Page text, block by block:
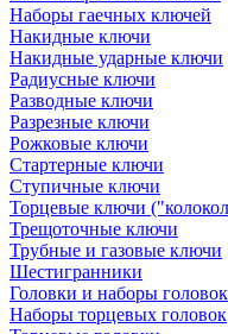
Наборы гаечных ключей
Накидные ключи
Накидные ударные ключи
Радиусные ключи
Разводные ключи
Разрезные ключи
Рожковые ключи
Стартерные ключи
Ступичные ключи
Торцевые ключи
Трещоточные ключи
Трубные и газовые ключи
Шестигранники
Головки и наборы головок
Наборы торцевых головок